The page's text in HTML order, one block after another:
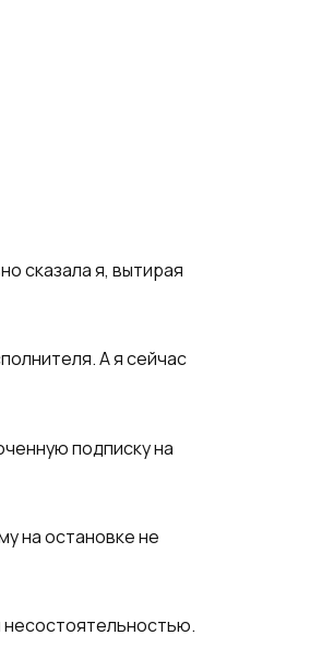
сказала я, вытирая
А я сейчас
подписку на
на остановке не
несостоятельностью.